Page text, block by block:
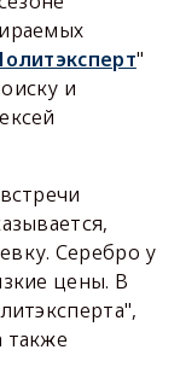
"
и
Серебро у
цены. В
также